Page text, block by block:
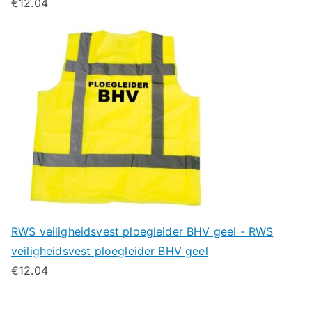
RWS veiligheidsvest ploegleider BHV geel - RWS
veiligheidsvest ploegleider BHV geel
€12.04